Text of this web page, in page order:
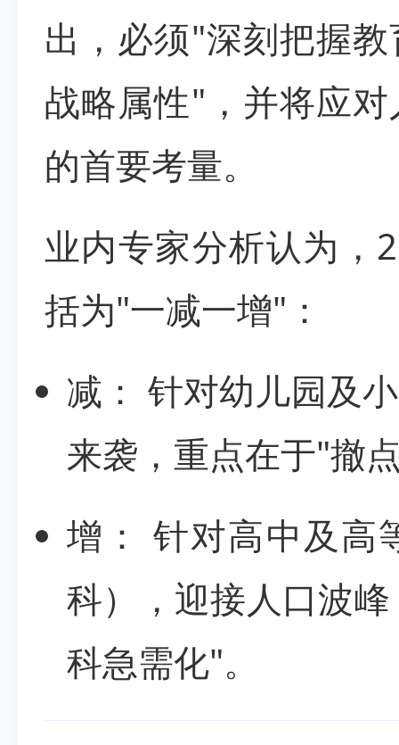
出，必须"深刻把握
战略属性"，并将应
的首要考量。
业内专家分析认为，
括为"一减一增"：
减： 针对幼儿园及
来袭，重点在于"撤
增： 针对高中及高
科），迎接人口波
科急需化"。